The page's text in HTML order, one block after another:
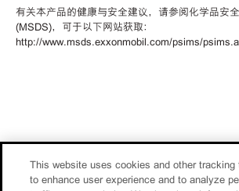
有关本产品的健康与安全建议，请参阅化学品安
(MSDS)，可于以下网站获取：
http://www.msds.exxonmobil.com/psims/
This website uses cookies and other tracking
to enhance user experience and to analyze